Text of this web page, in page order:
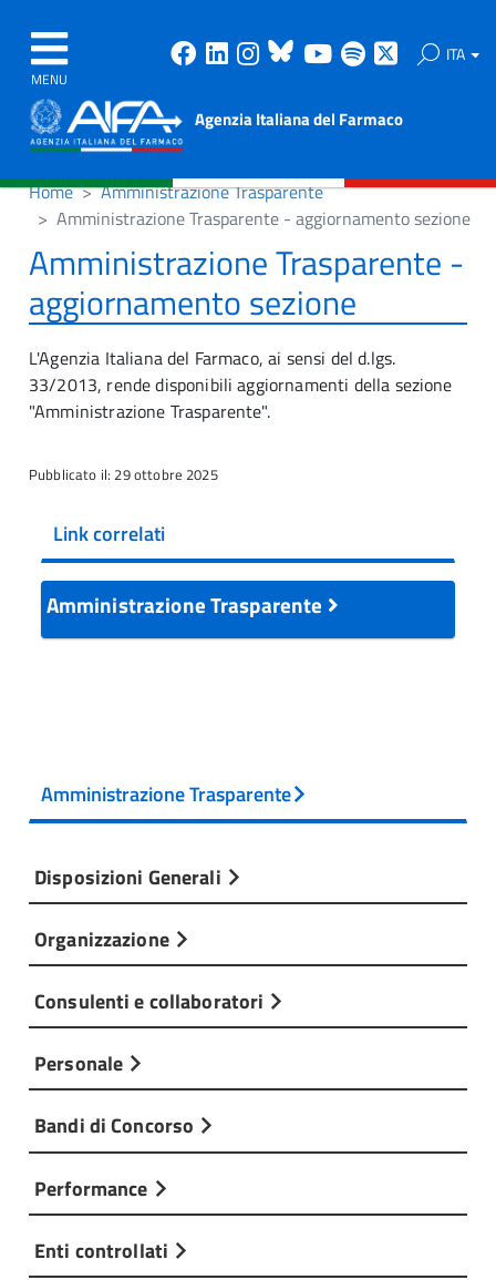
MENU
Facebook
Linkedin
Instagram
Bluesky
Youtube
Spotify ITA
Agenzia Italiana del Farmaco
Home
Amministrazione Trasparente
Amministrazione Trasparente - aggiornamento sezione
Amministrazione Trasparente -
aggiornamento sezione
L'Agenzia Italiana del Farmaco, ai sensi del d.lgs.
33/2013, rende disponibili aggiornamenti della sezione
"Amministrazione Trasparente".
Pubblicato il: 29 ottobre 2025
Link correlati
Amministrazione Trasparente
Amministrazione Trasparente
Disposizioni Generali
Organizzazione
Consulenti e collaboratori
Personale
Bandi di Concorso
Performance
Enti controllati